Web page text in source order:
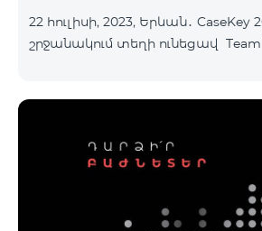
22 հուլիսի, 2023, Երևան․ CaseKey
շրջանակում տեղի ունեցավ Team
երիտասարդներ ծանոթացան
հրապարակային տեղաբաշխման
մանրամասներին ու թիմերին
ընկերության զարգացման
խնդիրը։ Լուծումներ